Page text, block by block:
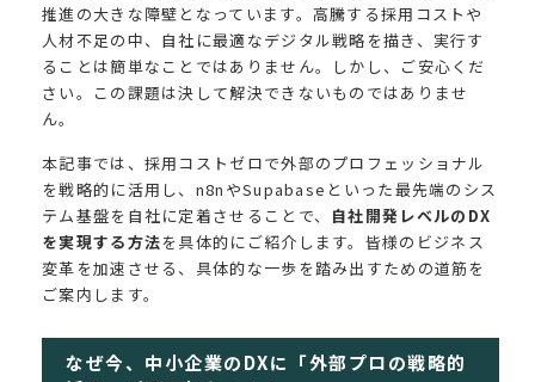
推進の大きな障壁となっています。高騰する採用コストや
人材不足の中、自社に最適なデジタル戦略を描き、実行す
ることは簡単なことではありません。しかし、ご安心くだ
さい。この課題は決して解決できないものではありませ
ん。
本記事では、採用コストゼロで外部のプロフェッショナル
を戦略的に活用し、n8nやSupabaseといった最先端のシス
テム基盤を自社に定着させることで、 自社開発レベルのDX
を実現する方法を具体的にご紹介します。皆様のビジネス
変革を加速させる、具体的な一歩を踏み出すための道筋を
ご案内します。
なぜ今、中小企業のDXに「外部プロの戦略的